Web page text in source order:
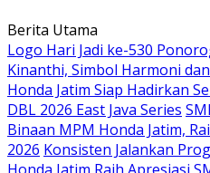
Langsung
ke
konten
Berita Utama
Logo Hari Jadi ke-530
Kinanthi, Simbol Harmoni
Honda Jatim Siap Hadirkan
DBL 2026 East Java Series
Binaan MPM Honda Jatim,
2026 Konsisten Jalankan